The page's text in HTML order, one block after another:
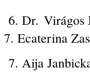
6. Dr. Virágos
7. Ecaterina
7. Aija